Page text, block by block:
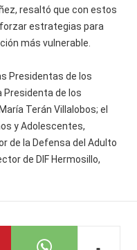
resaltó que con estos
estrategias para
más vulnerable.
Presidentas de los
Presidenta de los
Terán Villalobos; el
y Adolescentes,
de la Defensa del Adulto
de DIF Hermosillo,